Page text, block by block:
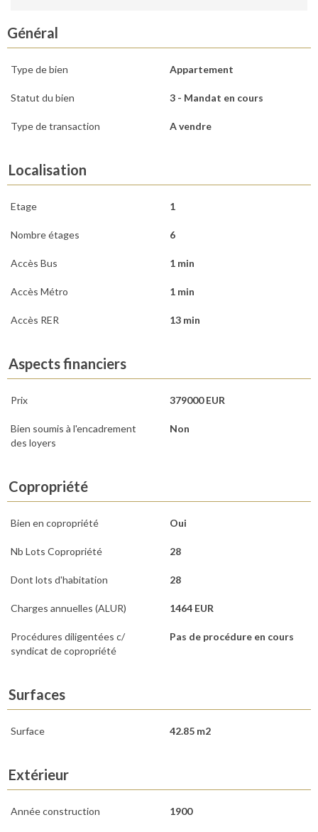
Général
Type de bien Appartement
Statut du bien 3 - Mandat en cours
Type de transaction A vendre
Localisation
Etage 1
Nombre étages 6
Accès Bus 1 min
Accès Métro 1 min
Accès RER 13 min
Aspects financiers
Prix 379000 EUR
Bien soumis à l'encadrement
des loyers
Non
Copropriété
Bien en copropriété Oui
Nb Lots Copropriété 28
Dont lots d'habitation 28
Charges annuelles (ALUR) 1464 EUR
Procédures diligentées c/
syndicat de copropriété
Pas de procédure en cours
Surfaces
Surface 42.85 m2
Extérieur
Année construction 1900